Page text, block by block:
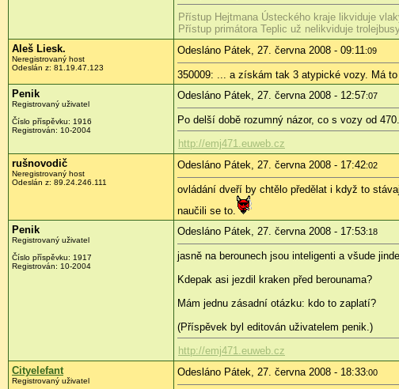
Přístup Hejtmana Ústeckého kraje likviduje
Přístup primátora Teplic už nelikviduje
Aleš Liesk.
Neregistrovaný host
Odeslán z: 81.19.47.123
Odesláno Pátek, 27. června 2008 - 09:11 :09
350009: ... a získám tak 3 atypické vozy. Má
Penik
Registrovaný uživatel
Číslo příspěvku: 1916
Registrován: 10-2004
Odesláno Pátek, 27. června 2008 - 12:57:07
Po delší době rozumný názor, co s vozy od 470.
http://emj471.euweb.cz
rušnovodič
Neregistrovaný host
Odeslán z: 89.24.246.111
Odesláno Pátek, 27. června 2008 - 17:42:02
ovládání dveří by chtělo předělat i když to
naučili se to.
Penik
Registrovaný uživatel
Číslo příspěvku: 1917
Registrován: 10-2004
Odesláno Pátek, 27. června 2008 - 17:53:18
jasně na berounech jsou inteligenti a všude jinde
Kdepak asi jezdil kraken před berounama?
Mám jednu zásadní otázku: kdo to zaplatí?
(Příspěvek byl editován uživatelem penik.)
http://emj471.euweb.cz
Cityelefant
Registrovaný uživatel
Odesláno Pátek, 27. června 2008 - 18:33:00